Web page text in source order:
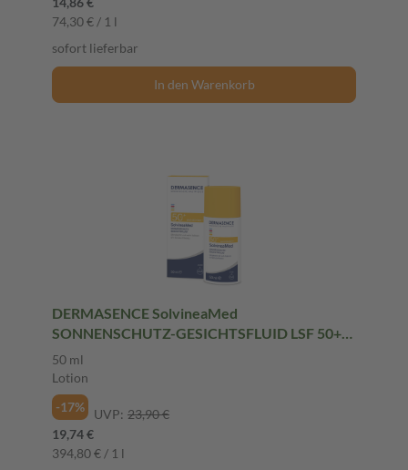
74,30 € / 1 l
sofort lieferbar
In den Warenkorb
DERMASENCE SolvineaMed
SONNENSCHUTZ-GESICHTSFLUID LSF 50+
50 ml Lotion
50 ml
Lotion
-17%
UVP: 23,90 €
19,74 €
394,80 € / 1 l